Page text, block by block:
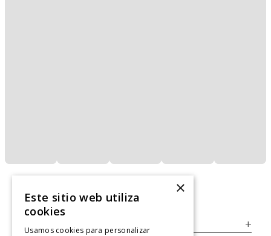
+
×
Este sitio web utiliza
cookies
Usamos cookies para personalizar